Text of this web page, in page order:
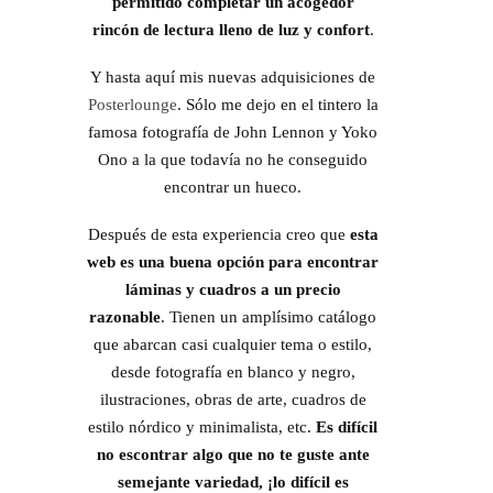
rincón de lectura lleno de luz y confort.
Y hasta aquí mis nuevas adquisiciones de
Posterlounge. Sólo me dejo en el tintero la
famosa fotografía de John Lennon y Yoko
Ono a la que todavía no he conseguido
encontrar un hueco.
Después de esta experiencia creo que esta
web es una buena opción para encontrar
láminas y cuadros a un precio
razonable. Tienen un amplísimo catálogo
que abarcan casi cualquier tema o estilo,
desde fotografía en blanco y negro,
ilustraciones, obras de arte, cuadros de
estilo nórdico y minimalista, etc. Es difícil
no escontrar algo que no te guste ante
semejante variedad, ¡lo difícil es